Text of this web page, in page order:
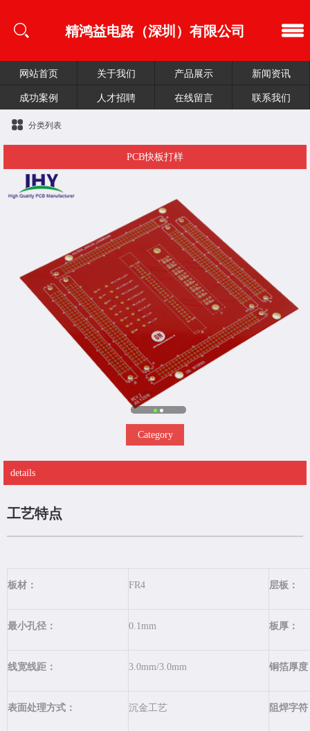
精鸿益电路（深圳）有限公司
网站首页 关于我们 产品展示
新闻资讯
成功案例
人才招聘 在线留言 联系我们
分类列表
PCB快板打样
Category
details
工艺特点
板材： FR4 层板：
最小孔径： 0.1mm 板厚：
线宽线距： 3.0mm/3.0mm 铜箔厚度
表面处理方式： 沉金工艺 阻焊字符